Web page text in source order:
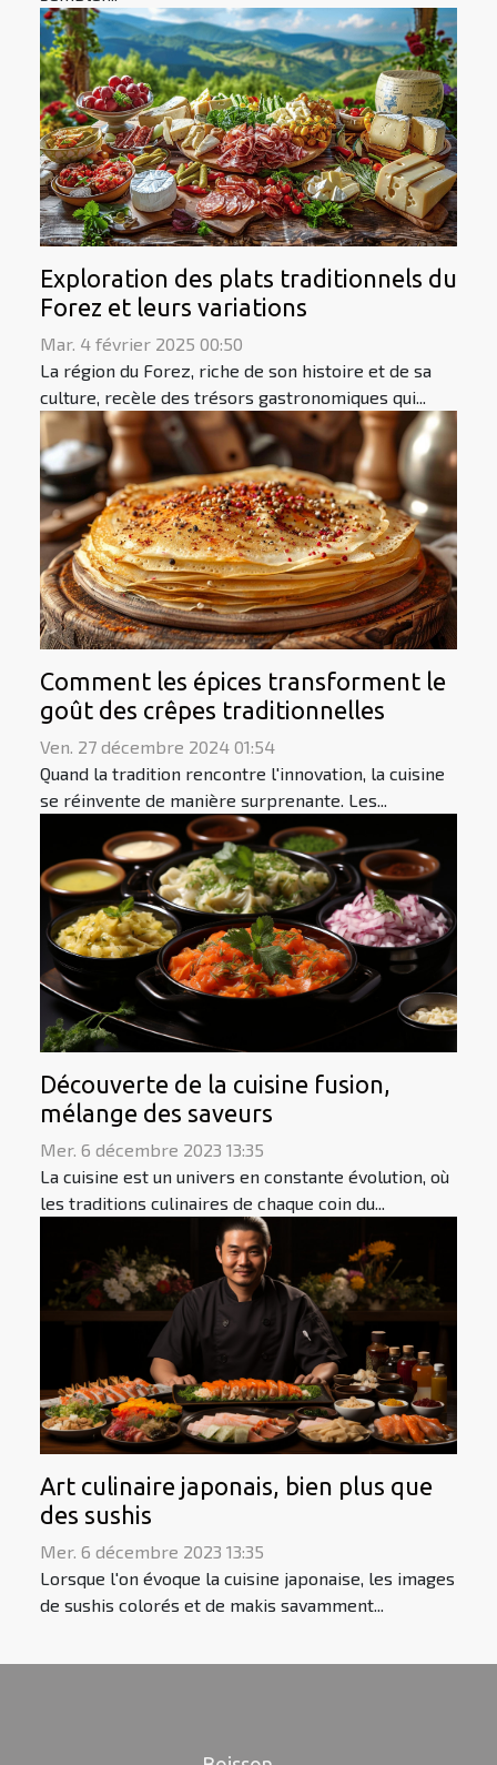
Exploration des plats traditionnels du
Forez et leurs variations
Mar. 4 février 2025 00:50
La région du Forez, riche de son histoire et de sa
culture, recèle des trésors gastronomiques qui...
Comment les épices transforment le
goût des crêpes traditionnelles
Ven. 27 décembre 2024 01:54
Quand la tradition rencontre l'innovation, la cuisine
se réinvente de manière surprenante. Les...
Découverte de la cuisine fusion,
mélange des saveurs
Mer. 6 décembre 2023 13:35
La cuisine est un univers en constante évolution, où
les traditions culinaires de chaque coin du...
Art culinaire japonais, bien plus que
des sushis
Mer. 6 décembre 2023 13:35
Lorsque l'on évoque la cuisine japonaise, les images
de sushis colorés et de makis savamment...